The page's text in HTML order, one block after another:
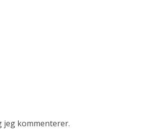
jeg kommenterer.